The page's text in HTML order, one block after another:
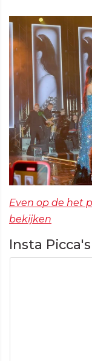
Even op de het
bekijken
Insta